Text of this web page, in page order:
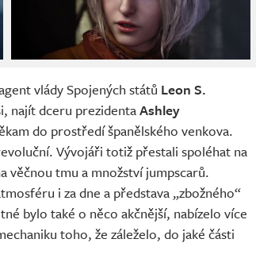
vlády Spojených států Leon S.
najít dceru prezidentaAshley
do prostředí španělského venkova.
Vývojáři totiž přestali spoléhat na
věčnou tmu a množství jumpscarů.
i za dne a představa „zbožného“
bylo také o něco akčnější, nabízelo více
toho, že záleželo, do jaké části